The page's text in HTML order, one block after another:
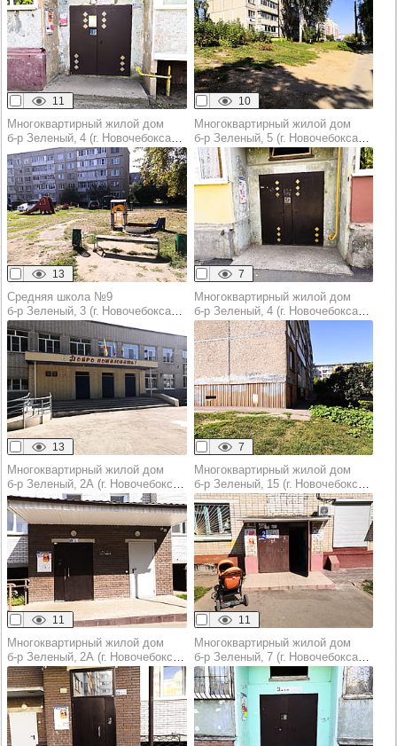
11 10
Многоквартирный жилой дом
б‑р Зеленый, 4 (г. Новочебоксарск)
13
Многоквартирный жилой дом
б‑р Зеленый, 5 (г. Новочебоксарск)
7
Средняя школа №9
б‑р Зеленый, 3 (г. Новочебоксарск)
13
Многоквартирный жилой дом
б‑р Зеленый, 4 (г. Новочебоксарск)
7
Многоквартирный жилой дом
б‑р Зеленый, 2А (г. Новочебоксарск)
11
Многоквартирный жилой дом
б‑р Зеленый, 15 (г. Новочебоксарск)
11
Многоквартирный жилой дом
б‑р Зеленый, 2А (г. Новочебоксарск)
Многоквартирный жилой дом
б‑р Зеленый, 7 (г. Новочебоксарск)